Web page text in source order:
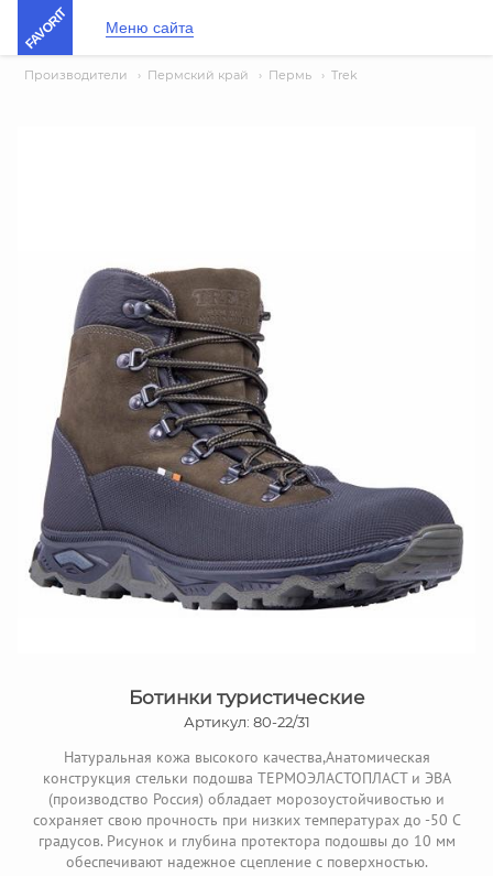
FAVORIT Меню сайта
Производители › Пермский край › Пермь › Trek
Ботинки туристические
Артикул: 80-22/31
Натуральная кожа высокого качества,Анатомическая
конструкция стельки подошва ТЕРМОЭЛАСТОПЛАСТ и ЭВА
(производство Россия) обладает морозоустойчивостью и
сохраняет свою прочность при низких температурах до -50 С
градусов. Рисунок и глубина протектора подошвы до 10 мм
обеспечивают надежное сцепление с поверхностью.